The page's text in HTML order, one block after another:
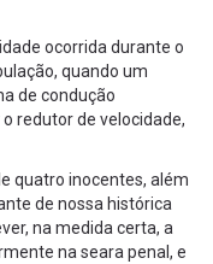
ocorrida durante o
quando um
de condução
redutor de velocidade,
quatro inocentes, além
de nossa histórica
na medida certa, a
na seara penal, e